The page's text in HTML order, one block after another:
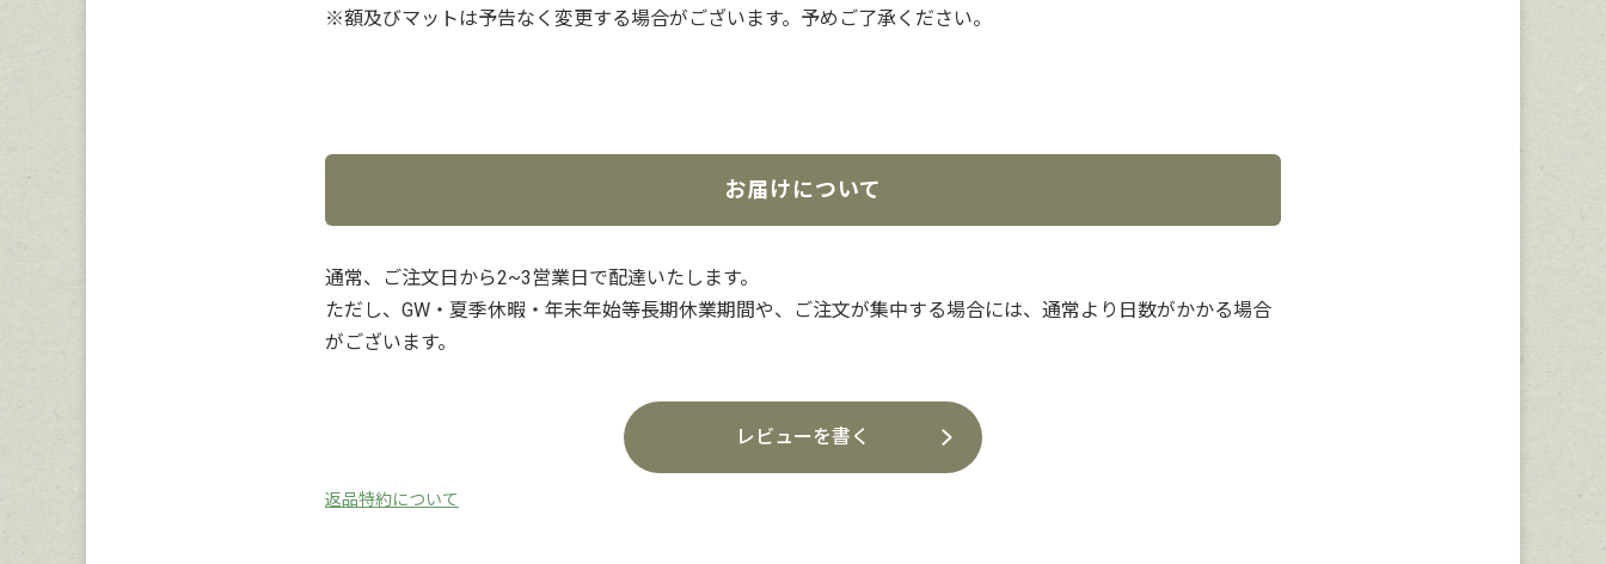
※額及びマットは予告なく変更する場合がございます。予めご了承ください。
お届けについて
通常、ご注文日から2~3営業日で配達いたします。
ただし、GW・夏季休暇・年末年始等長期休業期間や、ご注文が集中する場合には、通常より日数がかかる場合
がございます。
レビューを書く
返品特約について